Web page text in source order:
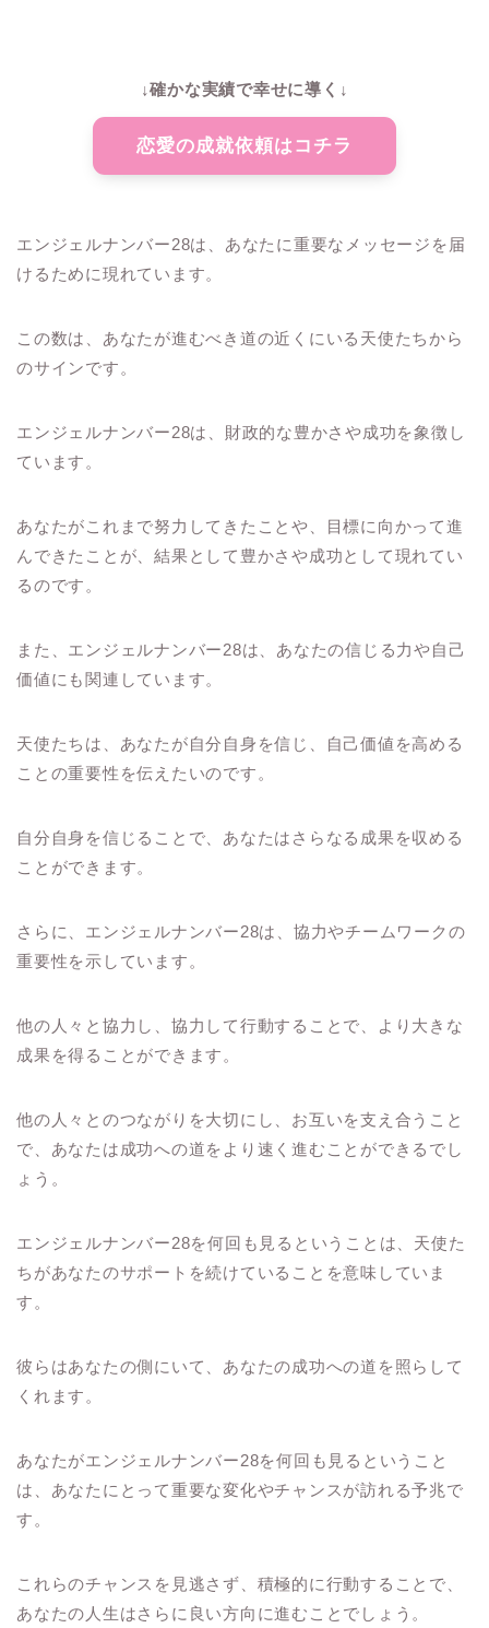
↓確かな実績で幸せに導く↓
恋愛の成就依頼はコチラ
エンジェルナンバー28は、あなたに重要なメッセージを届
けるために現れています。
この数は、あなたが進むべき道の近くにいる天使たちから
のサインです。
エンジェルナンバー28は、財政的な豊かさや成功を象徴し
ています。
あなたがこれまで努力してきたことや、目標に向かって進
んできたことが、結果として豊かさや成功として現れてい
るのです。
また、エンジェルナンバー28は、あなたの信じる力や自己
価値にも関連しています。
天使たちは、あなたが自分自身を信じ、自己価値を高める
ことの重要性を伝えたいのです。
自分自身を信じることで、あなたはさらなる成果を収める
ことができます。
さらに、エンジェルナンバー28は、協力やチームワークの
重要性を示しています。
他の人々と協力し、協力して行動することで、より大きな
成果を得ることができます。
他の人々とのつながりを大切にし、お互いを支え合うこと
で、あなたは成功への道をより速く進むことができるでし
ょう。
エンジェルナンバー28を何回も見るということは、天使た
ちがあなたのサポートを続けていることを意味していま
す。
彼らはあなたの側にいて、あなたの成功への道を照らして
くれます。
あなたがエンジェルナンバー28を何回も見るということ
は、あなたにとって重要な変化やチャンスが訪れる予兆で
す。
これらのチャンスを見逃さず、積極的に行動することで、
あなたの人生はさらに良い方向に進むことでしょう。